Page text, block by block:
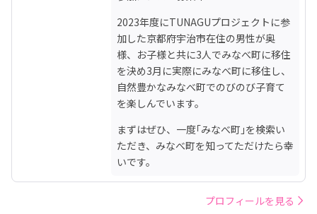
2023年度にTUNAGUプロジェクトに参
加した京都府宇治市在住の男性が奥
様、お子様と共に3人でみなべ町に移住
を決め3月に実際にみなべ町に移住し、
自然豊かなみなべ町でのびのび子育て
を楽しんでいます。
まずはぜひ、一度｢みなべ町｣を検索い
ただき、みなべ町を知ってただけたら幸
いです。
プロフィールを見る